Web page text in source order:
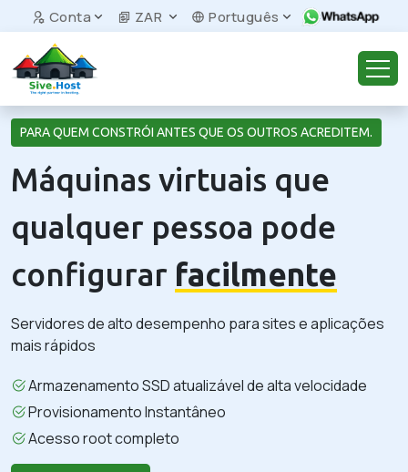
Conta ZAR Português
PARA QUEM CONSTRÓI ANTES QUE OS OUTROS ACREDITEM.
Máquinas virtuais que
qualquer pessoa pode
configurar facilmente
Servidores de alto desempenho para sites e aplicações
mais rápidos
Armazenamento SSD atualizável de alta velocidade
Provisionamento Instantâneo
Acesso root completo